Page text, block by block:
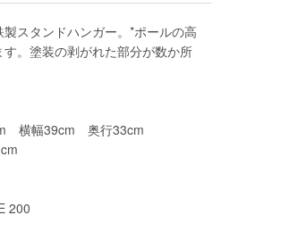
スタンドハンガー。*ポールの高
す。塗装の剥がれた部分が数か所
横幅39cm 奥行33cm
200